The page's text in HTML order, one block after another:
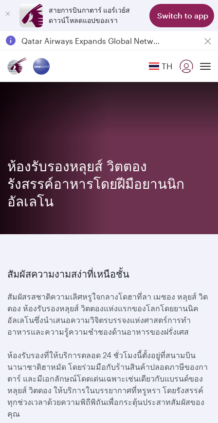
สายการบินกาตาร์ แอร์เวย์ส
ดาวน์โหลดแอปของเรา
Switch to app
Passengers flying between Doha and Auckland on QR914 and QR915
18 June 2026: Updates on Travelling with Power Banks
Qatar Airways Expands Global Network to over 160 Destinations
TH
ห้องรับรองหลุยส์ วิตตอง
รังสรรค์อาหารโดยฝีมือยานนิก
อัลเลโน
สัมผัสความงามสง่าที่เหนือชั้น
สัมผัสรสชาติความเลิศหรูใจกลางโดฮาที่ลา เมซอง หลุยส์ วิต
ตอง ห้องรับรองหลุยส์ วิตตองแห่งแรกของโลกโดยยานนิค
อัลเลโนซึ่งนำเสนอความวิจิตรบรรจงแห่งศาสตร์การทำ
อาหารและความรู้ความชำชองด้านอาหารของฝรั่งเศส
ห้องรับรองที่ให้บริการตลอด 24 ชั่วโมงนี้ตั้งอยู่ที่สนามบิน
นานาชาติฮาหมัด โดยร่วมมือกับร้านสินค้าปลอดภาษีของกา
ตาร์ และมีเอกลักษณ์โดดเด่นเฉพาะเช่นเดียวกับแบรนด์ของ
หลุยส์ วิตตอง ให้บริการในบรรยากาศที่หรูหรา โดยรังสรรค์
ทุกช่วงเวลาด้วยความพิถีพิถันเพื่อกระตุ้นประสาทสัมผัสของ
คุณ